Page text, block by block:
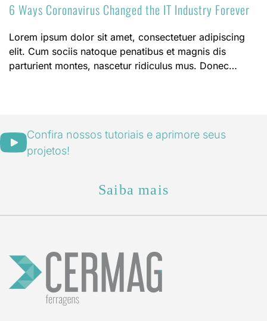
6 Ways Coronavirus Changed the IT Industry Forever
Lorem ipsum dolor sit amet, consectetuer adipiscing
elit. Cum sociis natoque penatibus et magnis dis
parturient montes, nascetur ridiculus mus. Donec…
Confira nossos tutoriais e aprimore seus
projetos!
Saiba mais